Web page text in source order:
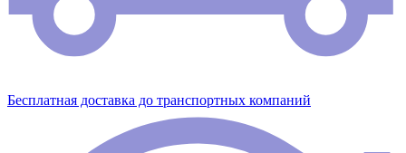
Бесплатная доставка до транспортных компаний